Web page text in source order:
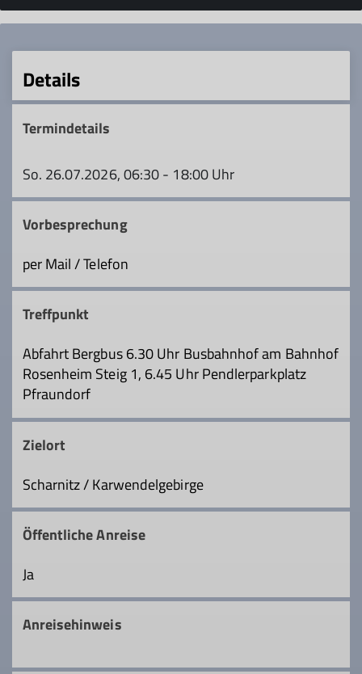
Details
Termindetails
So. 26.07.2026, 06:30 - 18:00 Uhr
Vorbesprechung
per Mail / Telefon
Treffpunkt
Abfahrt Bergbus 6.30 Uhr Busbahnhof am Bahnhof
Rosenheim Steig 1, 6.45 Uhr Pendlerparkplatz
Pfraundorf
Zielort
Scharnitz / Karwendelgebirge
Öffentliche Anreise
Ja
Anreisehinweis